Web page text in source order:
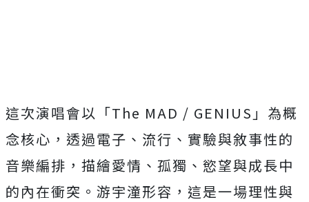
這次演唱會以「The MAD / GENIUS 」為概
念核心，透過電子、流行、 實驗與敘事性的
音樂編排，描繪愛情、孤獨、 慾望與成長中
的內在衝突。游宇潼形容， 這是一場理性與